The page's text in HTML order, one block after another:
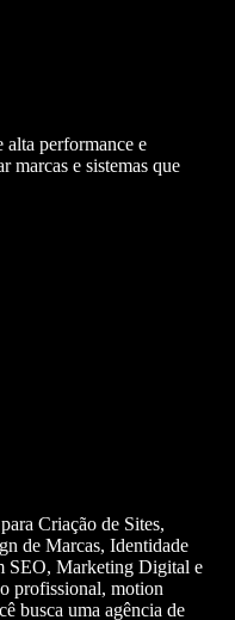
performance e
marcas e sistemas que
Criação de Sites,
de Marcas, Identidade
SEO, Marketing Digital e
profissional, motion
busca uma agência de